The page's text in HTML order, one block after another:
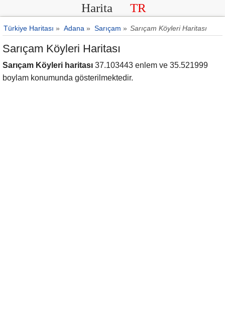
Harita TR
Türkiye Haritası » Adana » Sarıçam » Sarıçam Köyleri Haritası
Sarıçam Köyleri Haritası
Sarıçam Köyleri haritası 37.103443 enlem ve 35.521999
boylam konumunda gösterilmektedir.